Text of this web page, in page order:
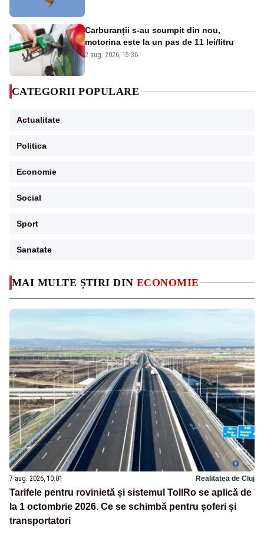
MAI MULTE ȘTIRI DIN ECONOMIE
7 aug. 2026, 10:01 Realitatea de Cluj
Tarifele pentru rovinietă și sistemul TollRo se aplică de
la 1 octombrie 2026. Ce se schimbă pentru șoferi și
transportatori
Carburanții s-au scumpit din nou,
motorina este la un pas de 11 lei/litru
2 aug. 2026, 15:36
CATEGORII POPULARE
Actualitate
Politica
Economie
Social
Sport
Sanatate